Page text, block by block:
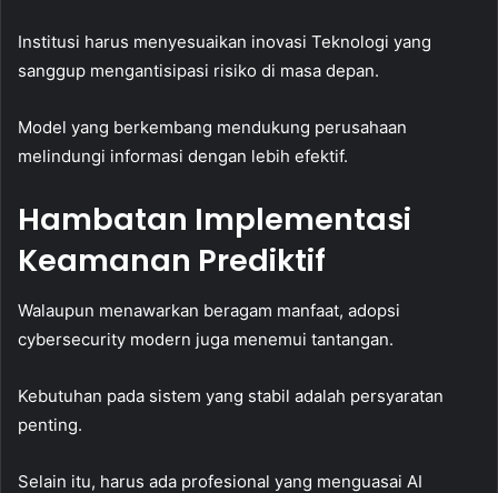
Institusi harus menyesuaikan inovasi Teknologi yang
sanggup mengantisipasi risiko di masa depan.
Model yang berkembang mendukung perusahaan
melindungi informasi dengan lebih efektif.
Hambatan Implementasi
Keamanan Prediktif
Walaupun menawarkan beragam manfaat, adopsi
cybersecurity modern juga menemui tantangan.
Kebutuhan pada sistem yang stabil adalah persyaratan
penting.
Selain itu, harus ada profesional yang menguasai AI